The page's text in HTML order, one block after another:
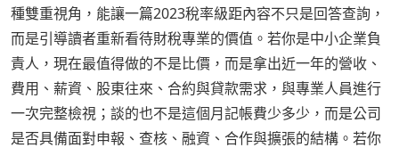
種雙重視角，能讓一篇2023稅率級距內容不只是回答查詢，
而是引導讀者重新看待財稅專業的價值。若你是中小企業負
責人，現在最值得做的不是比價，而是拿出近一年的營收、
費用、薪資、股東往來、合約與貸款需求，與專業人員進行
一次完整檢視；談的也不是這個月記帳費少多少，而是公司
是否具備面對申報、查核、融資、合作與擴張的結構。若你